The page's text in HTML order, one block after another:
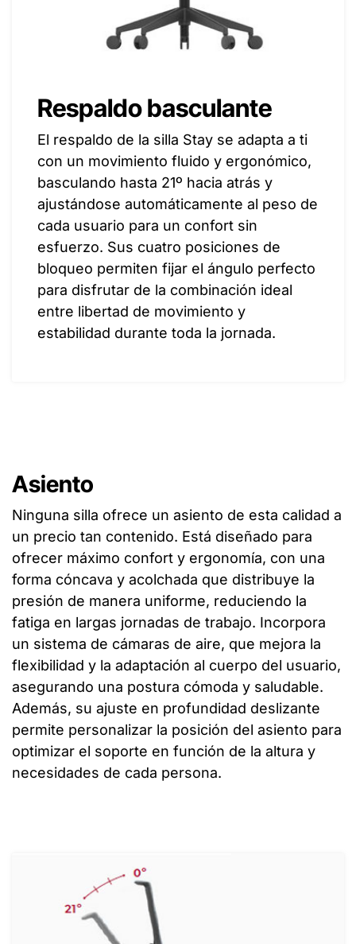
Respaldo basculante
El respaldo de la silla Stay se adapta a ti
con un movimiento fluido y ergonómico,
basculando hasta 21º hacia atrás y
ajustándose automáticamente al peso de
cada usuario para un confort sin
esfuerzo. Sus cuatro posiciones de
bloqueo permiten fijar el ángulo perfecto
para disfrutar de la combinación ideal
entre libertad de movimiento y
estabilidad durante toda la jornada.
Asiento
Ninguna silla ofrece un asiento de esta calidad a
un precio tan contenido. Está diseñado para
ofrecer máximo confort y ergonomía, con una
forma cóncava y acolchada que distribuye la
presión de manera uniforme, reduciendo la
fatiga en largas jornadas de trabajo. Incorpora
un sistema de cámaras de aire, que mejora la
flexibilidad y la adaptación al cuerpo del usuario,
asegurando una postura cómoda y saludable.
Además, su ajuste en profundidad deslizante
permite personalizar la posición del asiento para
optimizar el soporte en función de la altura y
necesidades de cada persona.